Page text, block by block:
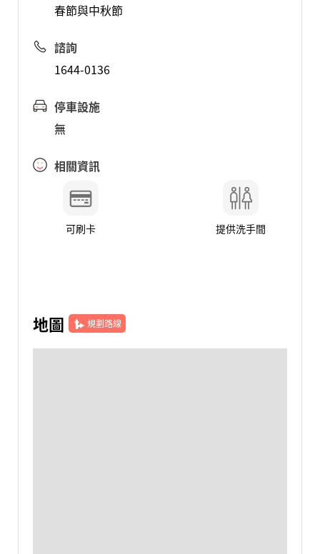
春節與中秋節
諮詢
1644-0136
停車設施
無
相關資訊
可刷卡 提供洗手間
地圖 規劃路線